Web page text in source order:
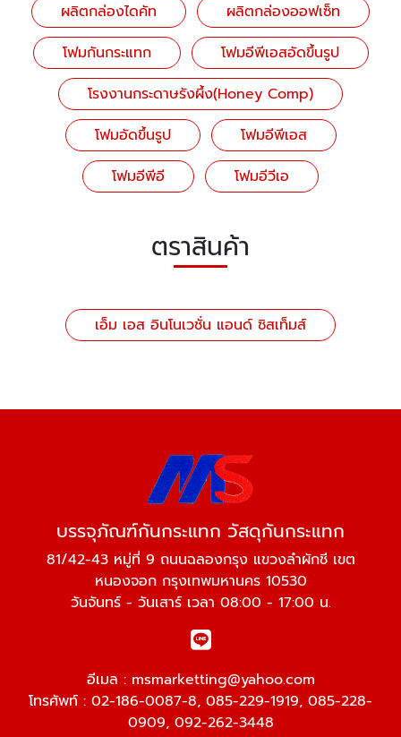
ผลิตกล่องไดคัท
ผลิตกล่องออฟเซ็ท
โฟมกันกระแทก
โฟมอีพีเอสอัดขึ้นรูป
โรงงานกระดาษรังผึ้ง(Honey Comp)
โฟมอัดขึ้นรูป
โฟมอีพีเอส
โฟมอีพีอี
โฟมอีวีเอ
ตราสินค้า
เอ็ม เอส อินโนเวชั่น แอนด์ ซิสเท็มส์
บรรจุภัณฑ์กันกระแทก วัสดุกันกระแทก
81/42-43 หมู่ที่ 9 ถนนฉลองกรุง แขวงลำผักชี เขต
หนองจอก กรุงเทพมหานคร 10530
วันจันทร์ - วันเสาร์ เวลา 08:00 - 17:00 น.
อีเมล : msmarketting@yahoo.com
โทรศัพท์ : 02-186-0087-8, 085-229-1919, 085-228-
0909, 092-262-3448